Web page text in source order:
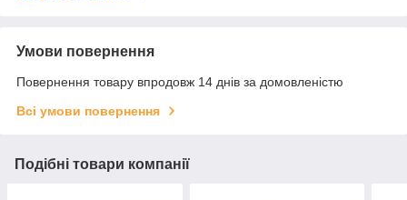
Умови повернення
Повернення товару впродовж 14 днів за домовленістю
Всі умови повернення
Подібні товари компанії